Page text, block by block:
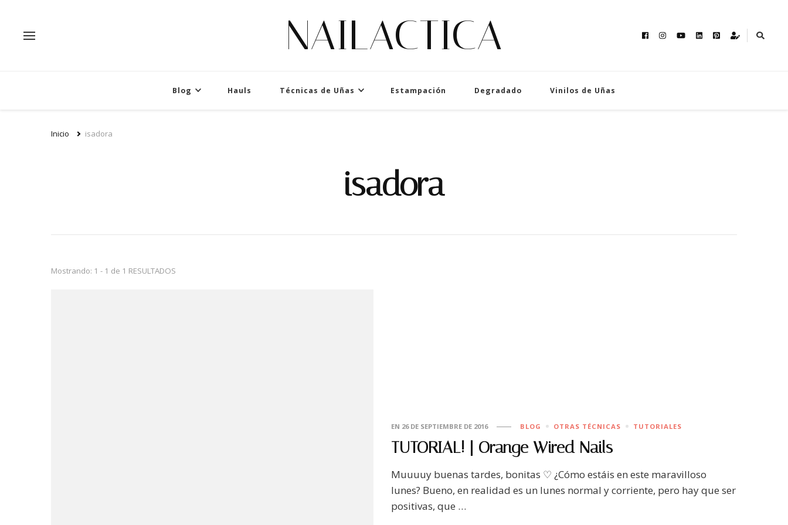
NAILACTICA
Blog Hauls Técnicas de Uñas Estampación Degradado Vinilos de Uñas
Inicio isadora
isadora
Mostrando: 1 - 1 de 1 RESULTADOS
EN 26 DE SEPTIEMBRE DE 2016 BLOG OTRAS TÉCNICAS TUTORIALES
TUTORIAL! | Orange Wired Nails
Muuuuy buenas tardes, bonitas ♡ ¿Cómo estáis en este maravilloso
lunes? Bueno, en realidad es un lunes normal y corriente, pero hay que ser
positivas, que …